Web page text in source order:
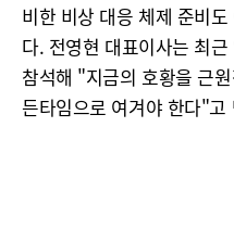
비한 비상 대응 체제 준비
다. 전영현 대표이사는 최
참석해 "지금의 호황을 근
든타임으로 여겨야 한다"